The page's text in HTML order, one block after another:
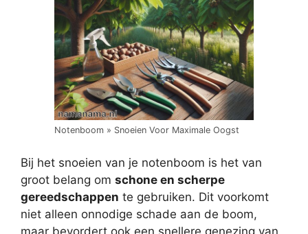
Notenboom » Snoeien Voor Maximale Oogst
Bij het snoeien van je notenboom is het van
groot belang om schone en scherpe
gereedschappen te gebruiken. Dit voorkomt
niet alleen onnodige schade aan de boom,
maar bevordert ook een snellere genezing van